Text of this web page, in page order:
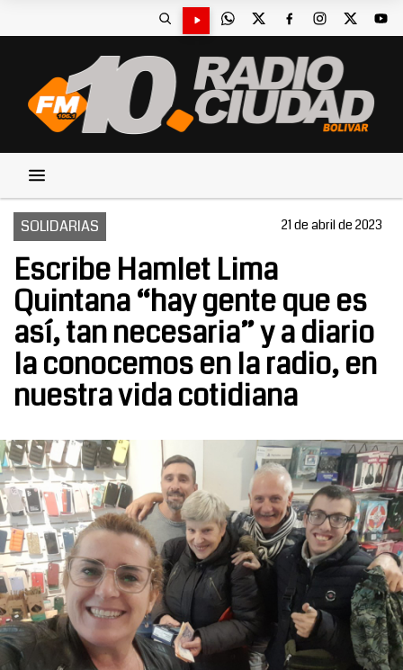
SOLIDARIAS 21 de abril de 2023
Escribe Hamlet Lima
Quintana “hay gente que es
así, tan necesaria” y a diario
la conocemos en la radio, en
nuestra vida cotidiana